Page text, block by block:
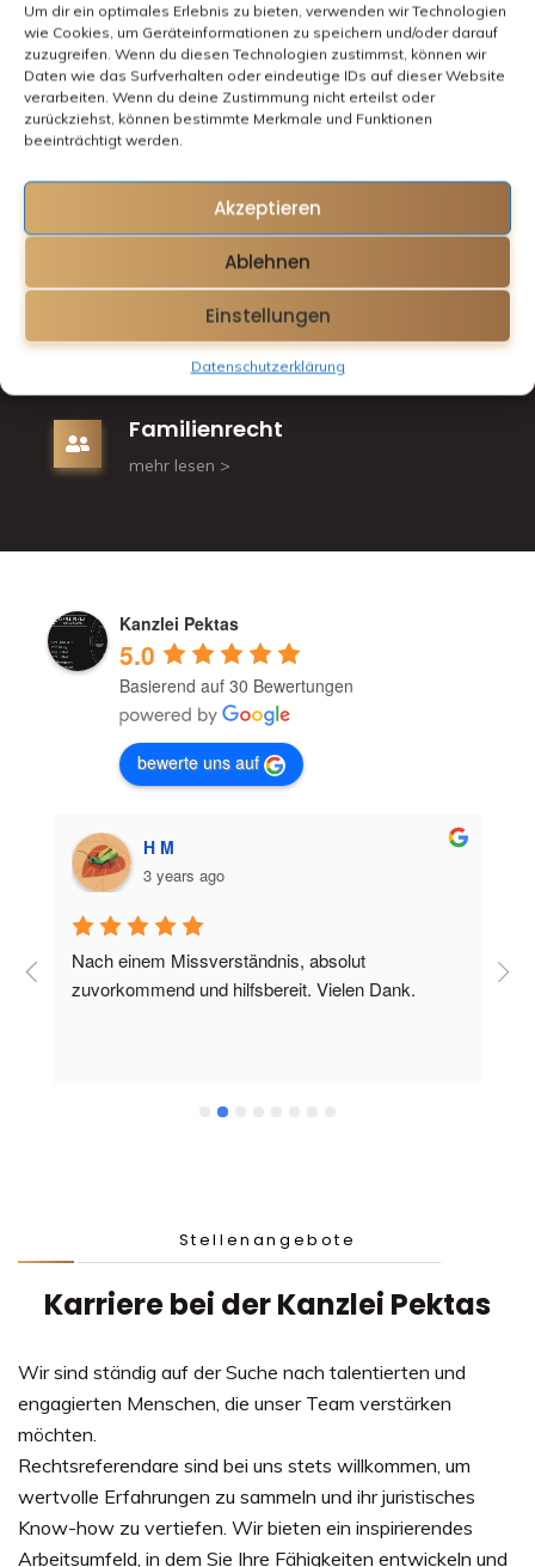
Um dir ein optimales Erlebnis zu bieten, verwenden wir Technologien
wie Cookies, um Geräteinformationen zu speichern und/oder darauf
zuzugreifen. Wenn du diesen Technologien zustimmst, können wir
Daten wie das Surfverhalten oder eindeutige IDs auf dieser Website
verarbeiten. Wenn du deine Zustimmung nicht erteilst oder
zurückziehst, können bestimmte Merkmale und Funktionen
beeinträchtigt werden.
Akzeptieren
Ablehnen
Einstellungen
Datenschutzerklärung
Ordnungswidrigkeiten und
mehr lesen >
Arbeitsrecht
Familienrecht
mehr lesen >
Kanzlei Pektas
5.0
Basierend auf 30 Bewertungen
bewerte uns auf
H M
3 years ago
Nach einem Missverständnis, absolut
zuvorkommend und hilfsbereit. Vielen Dank.
Stellenangebote
Karriere bei der Kanzlei Pektas
Wir sind ständig auf der Suche nach talentierten und
engagierten Menschen, die unser Team verstärken
möchten.
Rechtsreferendare sind bei uns stets willkommen, um
wertvolle Erfahrungen zu sammeln und ihr juristisches
Know-how zu vertiefen. Wir bieten ein inspirierendes
Arbeitsumfeld, in dem Sie Ihre Fähigkeiten entwickeln und